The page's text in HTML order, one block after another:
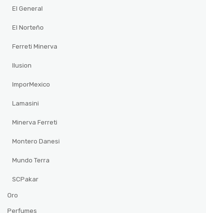
El General
El Norteño
Ferreti Minerva
Ilusion
ImporMexico
Lamasini
Minerva Ferreti
Montero Danesi
Mundo Terra
SCPakar
Oro
Perfumes